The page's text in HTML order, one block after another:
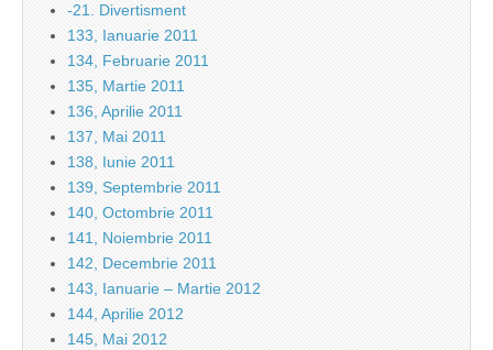
-21. Divertisment
133, Ianuarie 2011
134, Februarie 2011
135, Martie 2011
136, Aprilie 2011
137, Mai 2011
138, Iunie 2011
139, Septembrie 2011
140, Octombrie 2011
141, Noiembrie 2011
142, Decembrie 2011
143, Ianuarie – Martie 2012
144, Aprilie 2012
145, Mai 2012